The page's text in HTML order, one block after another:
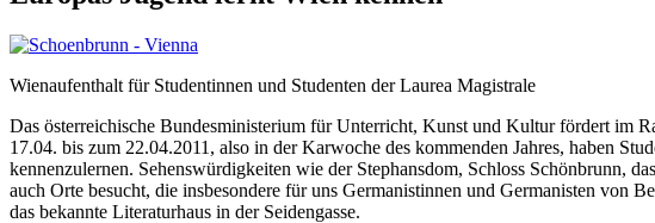
Wienaufenthalt für Studentinnen und Studenten der Laurea Magistrale
Das österreichische Bundesministerium für Unterricht, Kunst und Kultur fördert im
17.04. bis zum 22.04.2011, also in der Karwoche des kommenden Jahres, haben
kennenzulernen. Sehenswürdigkeiten wie der Stephansdom, Schloss Schönbrunn,
auch Orte besucht, die insbesondere für uns Germanistinnen und Germanisten von
das bekannte Literaturhaus in der Seidengasse.